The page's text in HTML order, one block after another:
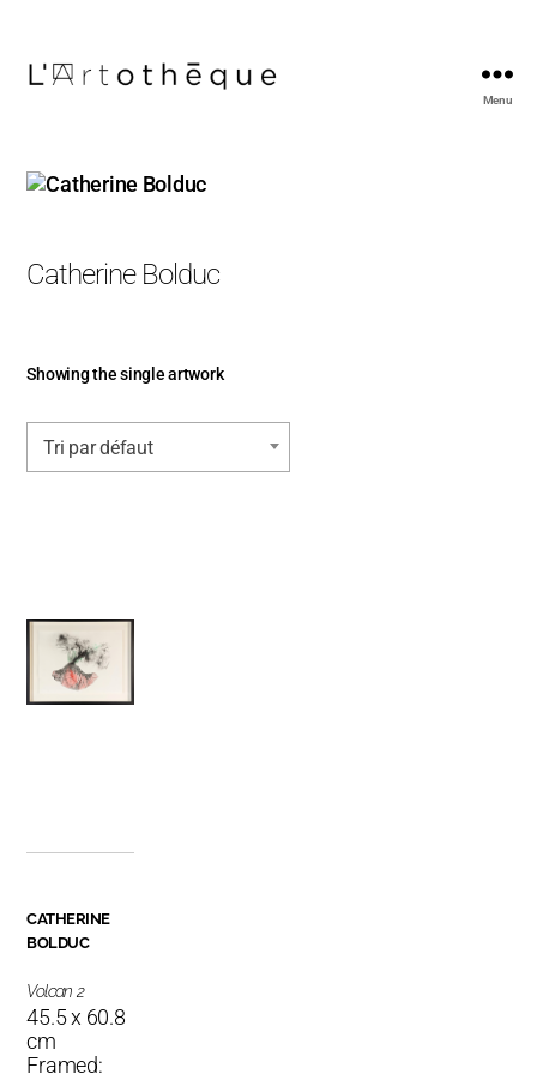
Menu
Catherine Bolduc
Showing the single artwork
Tri par défaut
CATHERINE
BOLDUC
Volcan 2
45.5 x 60.8
cm
Framed: